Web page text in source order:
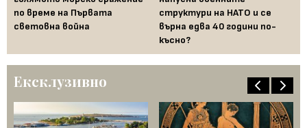
по време на Първата
световна война
структури на НАТО и се
върна едва 40 години по-
късно?
Ексклузивно